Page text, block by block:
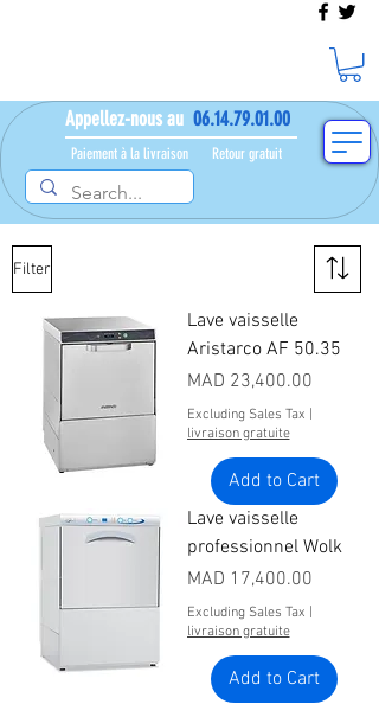
Appellez-nous au 06.14.79.01.00
Paiement à la livraison​ ​ Retour gratuit
Filter
Lave vaisselle
Aristarco AF 50.35
Price
MAD 23,400.00
Excluding Sales Tax
livraison gratuite
Add to Cart
Lave vaisselle
professionnel Wolk
Price
MAD 17,400.00
Excluding Sales Tax
livraison gratuite
Add to Cart